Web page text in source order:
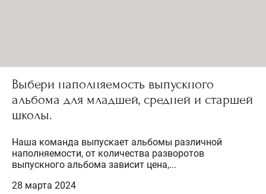
Выбери наполняемость выпускного
альбома для младшей, средней и старшей
школы.
Наша команда выпускает альбомы различной
наполняемости, от количества разворотов
выпускного альбома зависит цена,...
28 марта 2024